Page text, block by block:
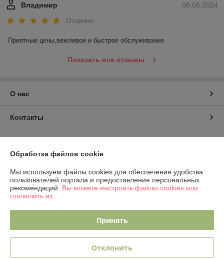
06.06.2024
Владимир
Отлично
Приятные цены,вежливое и быстрое обслуживание.
Показать все отзывы
О нас
Контакты
Полная версия сайта
Политика обработки cookies
Обработка файлов cookie
Мы используем файлы cookies для обеспечения удобства
пользователей портала и предоставления персональных
рекомендаций. Вы можете настроить файлы cookies или
отключить их.
Принять
Отклонить